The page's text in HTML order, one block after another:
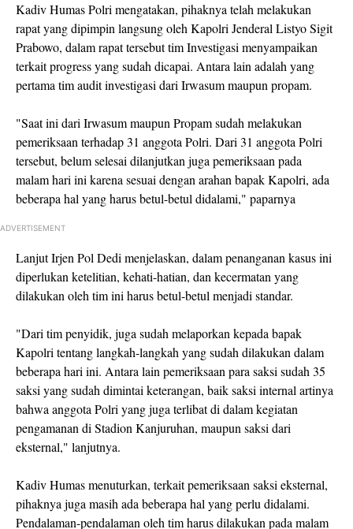
Kadiv Humas Polri mengatakan, pihaknya telah melakukan
rapat yang dipimpin langsung oleh Kapolri Jenderal Listyo Sigit
Prabowo, dalam rapat tersebut tim Investigasi menyampaikan
terkait progress yang sudah dicapai. Antara lain adalah yang
pertama tim audit investigasi dari Irwasum maupun propam.
"Saat ini dari Irwasum maupun Propam sudah melakukan
pemeriksaan terhadap 31 anggota Polri. Dari 31 anggota Polri
tersebut, belum selesai dilanjutkan juga pemeriksaan pada
malam hari ini karena sesuai dengan arahan bapak Kapolri, ada
beberapa hal yang harus betul-betul didalami," paparnya
ADVERTISEMENT
Lanjut Irjen Pol Dedi menjelaskan, dalam penanganan kasus ini
diperlukan ketelitian, kehati-hatian, dan kecermatan yang
dilakukan oleh tim ini harus betul-betul menjadi standar.
"Dari tim penyidik, juga sudah melaporkan kepada bapak
Kapolri tentang langkah-langkah yang sudah dilakukan dalam
beberapa hari ini. Antara lain pemeriksaan para saksi sudah 35
saksi yang sudah dimintai keterangan, baik saksi internal artinya
bahwa anggota Polri yang juga terlibat di dalam kegiatan
pengamanan di Stadion Kanjuruhan, maupun saksi dari
eksternal," lanjutnya.
Kadiv Humas menuturkan, terkait pemeriksaan saksi eksternal,
pihaknya juga masih ada beberapa hal yang perlu didalami.
Pendalaman-pendalaman oleh tim harus dilakukan pada malam